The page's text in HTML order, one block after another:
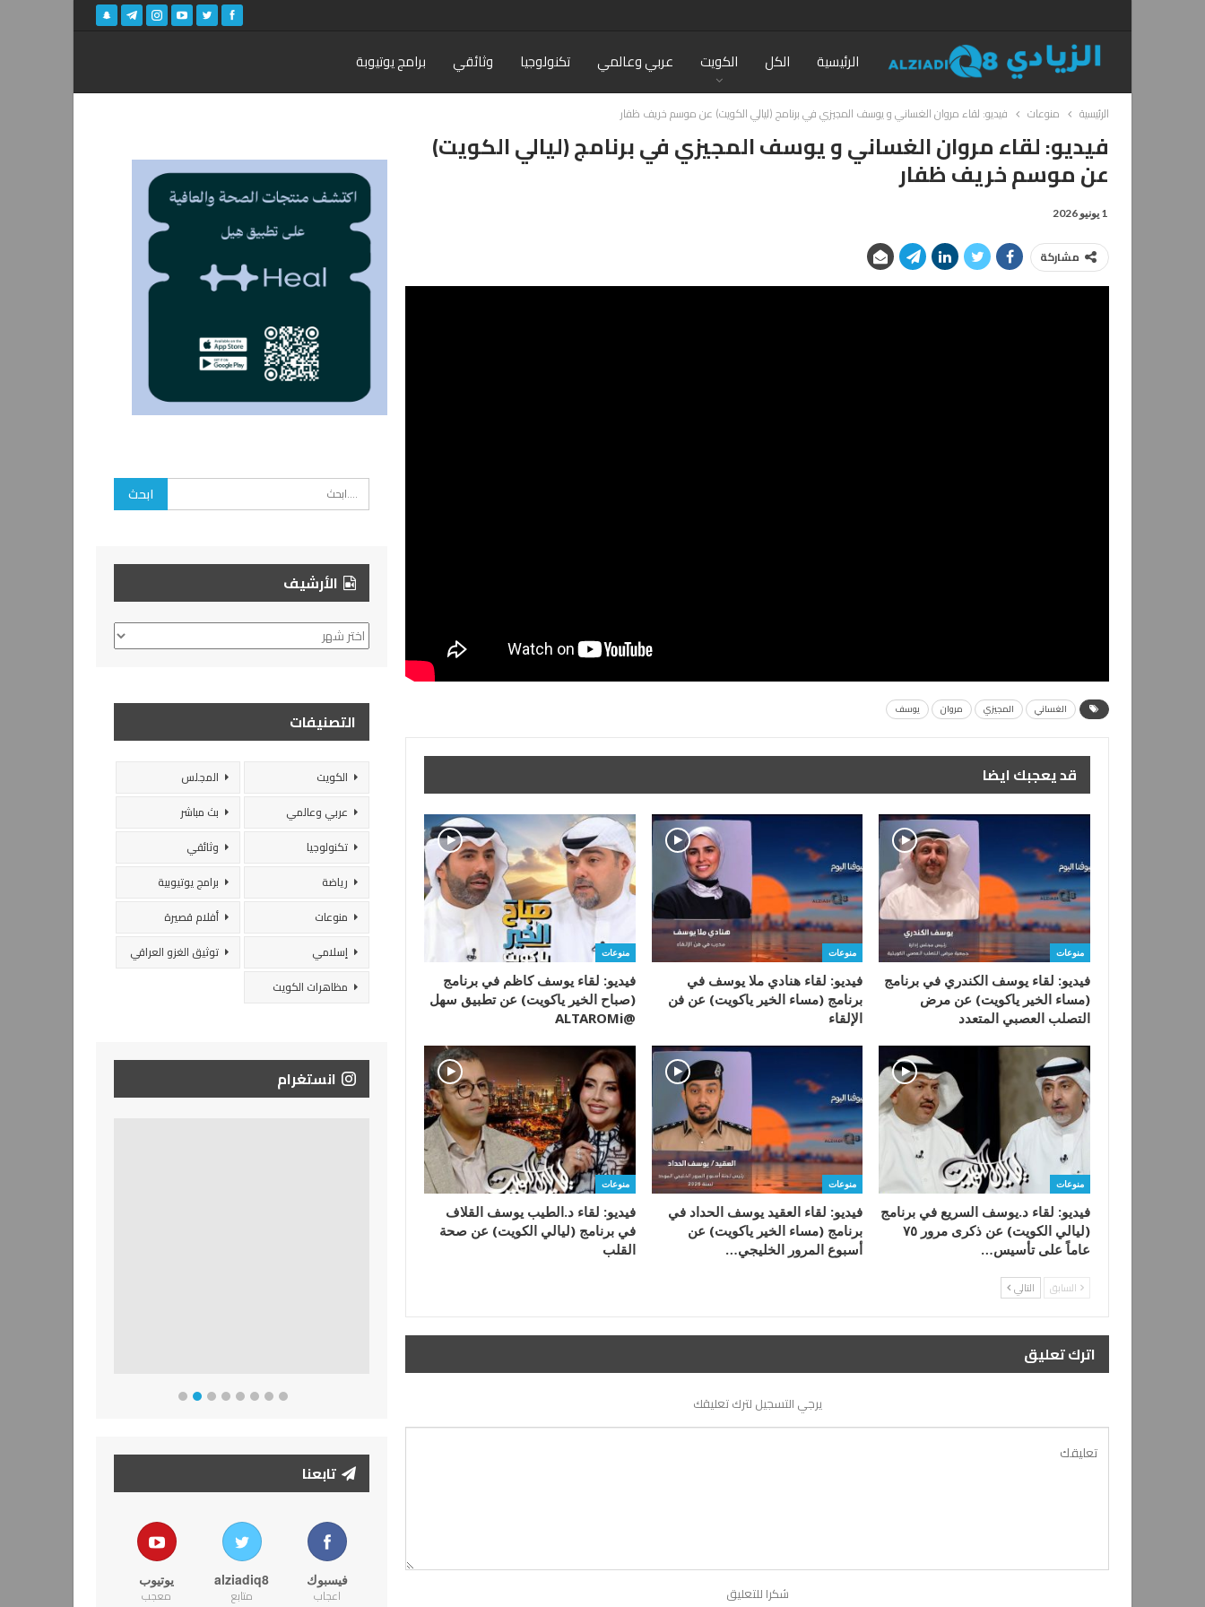
الرئيسية الكل الكويت عربي وعالمي تكنولوجيا وثائقي برامج يوتيوبة
الرئيسية منوعات فيديو: لقاء مروان الغساني و يوسف المجيزي في برنامج (ليالي الكويت) عن موسم خريف ظفار
فيديو: لقاء مروان الغساني و يوسف المجيزي في برنامج (ليالي الكويت)
عن موسم خريف ظفار
1 يونيو 2026
مشاركة
الغساني المجيزي مروان يوسف
قد يعجبك ايضا
منوعات
فيديو: لقاء يوسف الكندري في برنامج
(مساء الخير ياكويت) عن مرض
التصلب العصبي المتعدد
منوعات
فيديو: لقاء هنادي ملا يوسف في
برنامج (مساء الخير ياكويت) عن فن
الإلقاء
منوعات
فيديو: لقاء يوسف كاظم في برنامج
(صباح الخير ياكويت) عن تطبيق سهل
@ALTAROMi
منوعات
فيديو: لقاء د.يوسف السريع في برنامج
(ليالي الكويت) عن ذكرى مرور ٧٥
عاماً على تأسيس…
منوعات
فيديو: لقاء العقيد يوسف الحداد في
برنامج (مساء الخير ياكويت) عن
أسبوع المرور الخليجي…
منوعات
فيديو: لقاء د.الطيب يوسف القلاف
في برنامج (ليالي الكويت) عن صحة
القلب
السابق التالي
اترك تعليق
يرجي التسجيل لترك تعليقك
شكرا للتعليق
الأرشيف
الأرشيف
التصنيفات
الكويت
المجلس
عربي وعالمي
بث مباشر
تكنولوجيا
وثائقي
رياضة
برامج يوتيوبية
منوعات
أفلام قصيرة
إسلامي
توثيق الغزو العراقي
مظاهرات الكويت
انستغرام
تابعنا
فيسبوك
اعجاب
alziadiq8
متابع
يوتيوب
معجب